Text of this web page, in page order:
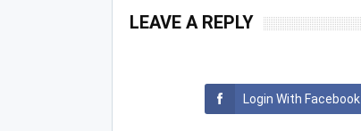
LEAVE A REPLY
Login With Facebook